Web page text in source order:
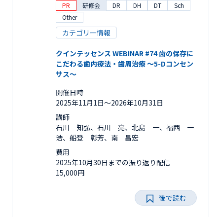
PR 研修会 DR DH DT
Sch
Other
カテゴリー情報
クインテッセンス WEBINAR #74 歯の保存に
こだわる歯内療法・歯周治療 ～5-Dコンセン
サス～
開催日時
2025年11月1日〜2026年10月31日
講師
石川 知弘、石川 亮、北島 一、福西 一
浩、船登 彰芳、南 昌宏
費用
2025年10月30日までの振り返り配信
15,000円
後で読む